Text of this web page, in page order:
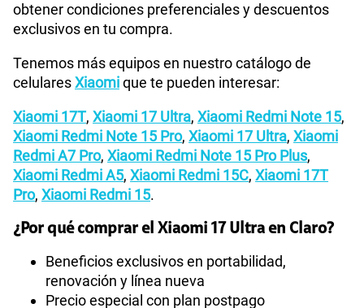
obtener condiciones preferenciales y descuentos
exclusivos en tu compra.
Tenemos más equipos en nuestro catálogo de
celularesXiaomique te pueden interesar:
Xiaomi 17T, Xiaomi 17 Ultra, Xiaomi Redmi Note 15,
Xiaomi Redmi Note 15 Pro, Xiaomi 17 Ultra, Xiaomi
Redmi A7 Pro, Xiaomi Redmi Note 15 Pro Plus,
Xiaomi Redmi A5, Xiaomi Redmi 15C, Xiaomi 17T
Pro, Xiaomi Redmi 15.
¿Por qué comprar el Xiaomi 17 Ultra en Claro?
Beneficios exclusivos en portabilidad,
renovación y línea nueva
Precio especial con plan postpago